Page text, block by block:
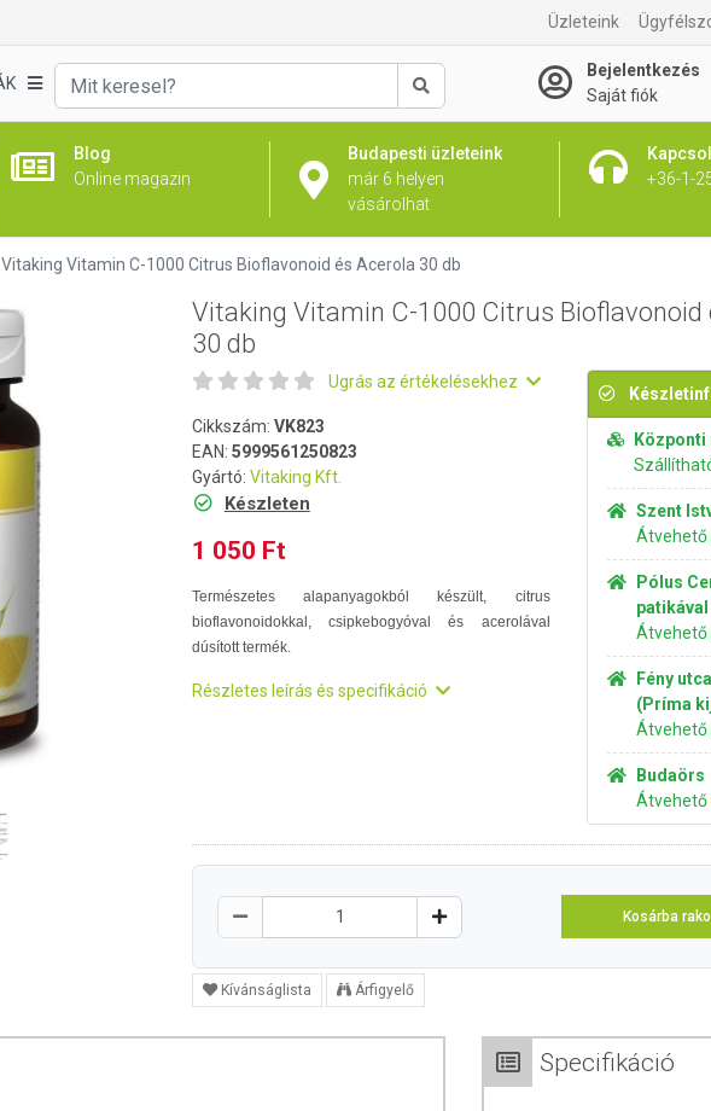
Üzleteink
Keresés
Bejelentkezés
Saját fiók
Blog
Online magazin
Budapesti üzleteink
már 6 helyen
vásárolhat
+36-1-
1 050 Ft
Vitaking Vitamin C-1000 Citrus Bioflavonoid és Acerola 30 db
Vitaking Vitamin C-1000 Citrus Bioflavonoid
30 db
Ugrás az értékelésekhez
Cikkszám: VK823
EAN: 5999561250823
Gyártó: Vitaking Kft.
Készleten
1 050 Ft
Természetes alapanyagokból készült, citrus
bioflavonoidokkal, csipkebogyóval és acerolával
dúsított termék.
Részletes leírás és specifikáció
Szent
Átvehető
Pólus
Átvehető
Fény
(Príma
Átvehető
Budaörs
Átvehető
Kosárba
Kívánságlista Árfigyelő
Specifikáció